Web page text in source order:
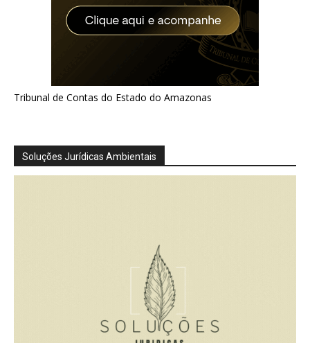
Tribunal de Contas do Estado do Amazonas
Soluções Jurídicas Ambientais